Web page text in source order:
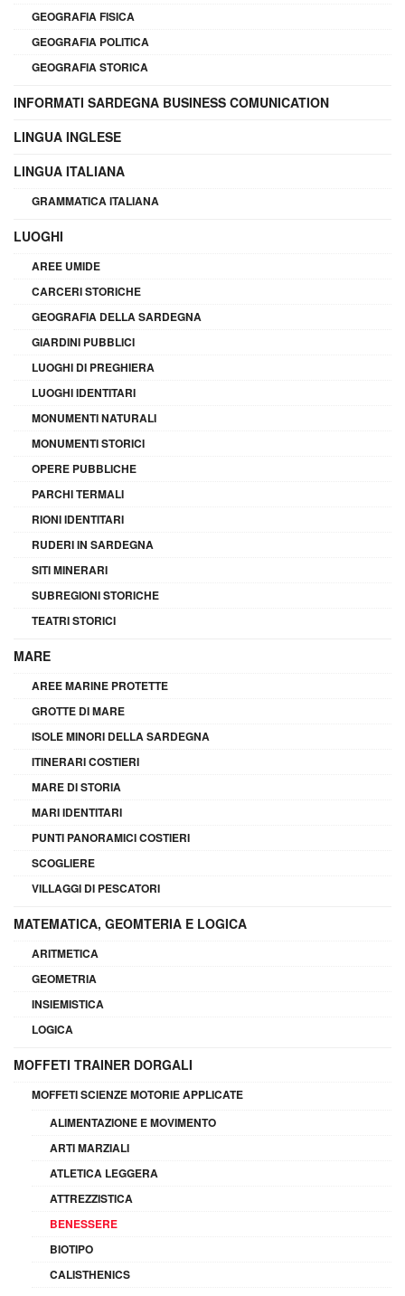
GEOGRAFIA FISICA
GEOGRAFIA POLITICA
GEOGRAFIA STORICA
INFORMATI SARDEGNA BUSINESS COMUNICATION
LINGUA INGLESE
LINGUA ITALIANA
GRAMMATICA ITALIANA
LUOGHI
AREE UMIDE
CARCERI STORICHE
GEOGRAFIA DELLA SARDEGNA
GIARDINI PUBBLICI
LUOGHI DI PREGHIERA
LUOGHI IDENTITARI
MONUMENTI NATURALI
MONUMENTI STORICI
OPERE PUBBLICHE
PARCHI TERMALI
RIONI IDENTITARI
RUDERI IN SARDEGNA
SITI MINERARI
SUBREGIONI STORICHE
TEATRI STORICI
MARE
AREE MARINE PROTETTE
GROTTE DI MARE
ISOLE MINORI DELLA SARDEGNA
ITINERARI COSTIERI
MARE DI STORIA
MARI IDENTITARI
PUNTI PANORAMICI COSTIERI
SCOGLIERE
VILLAGGI DI PESCATORI
MATEMATICA, GEOMTERIA E LOGICA
ARITMETICA
GEOMETRIA
INSIEMISTICA
LOGICA
MOFFETI TRAINER DORGALI
MOFFETI SCIENZE MOTORIE APPLICATE
ALIMENTAZIONE E MOVIMENTO
ARTI MARZIALI
ATLETICA LEGGERA
ATTREZZISTICA
BENESSERE
BIOTIPO
CALISTHENICS